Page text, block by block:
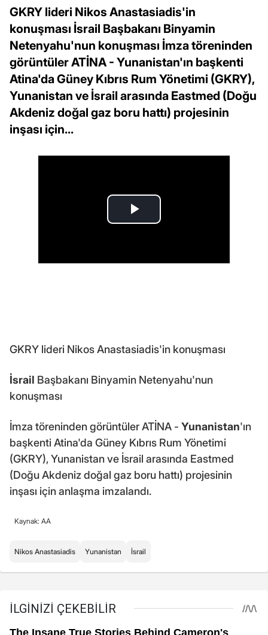
GKRY lideri Nikos Anastasiadis'in
konuşması İsrail Başbakanı Binyamin
Netenyahu'nun konuşması İmza töreninden
görüntüler ATİNA - Yunanistan'ın başkenti
Atina'da Güney Kıbrıs Rum Yönetimi (GKRY),
Yunanistan ve İsrail arasında Eastmed (Doğu
Akdeniz doğal gaz boru hattı) projesinin
inşası için...
GKRY lideri Nikos Anastasiadis'in konuşması
İsrail Başbakanı Binyamin Netenyahu'nun
konuşması
İmza töreninden görüntüler ATİNA - Yunanistan'ın
başkenti Atina'da Güney Kıbrıs Rum Yönetimi
(GKRY), Yunanistan ve İsrail arasında Eastmed
(Doğu Akdeniz doğal gaz boru hattı) projesinin
inşası için anlaşma imzalandı.
Kaynak: AA
Nikos Anastasiadis Yunanistan İsrail